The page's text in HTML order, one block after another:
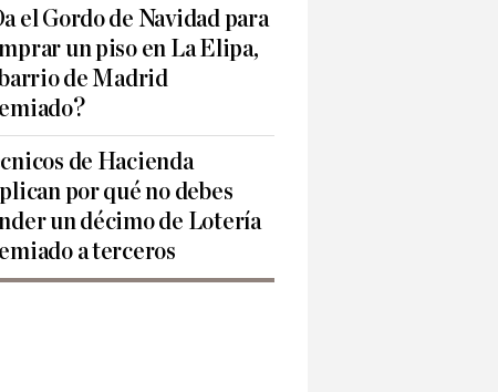
el Gordo de Navidad para
un piso en La Elipa,
de Madrid
de Hacienda
por qué no debes
un décimo de Lotería
a terceros